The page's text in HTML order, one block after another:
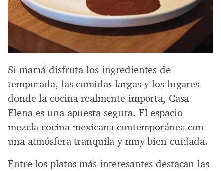
Si mamá disfruta los ingredientes de
temporada, las comidas largas y los lugares
donde la cocina realmente importa, Casa
Elena es una apuesta segura. El espacio
mezcla cocina mexicana contemporánea con
una atmósfera tranquila y muy bien cuidada.
Entre los platos más interesantes destacan las